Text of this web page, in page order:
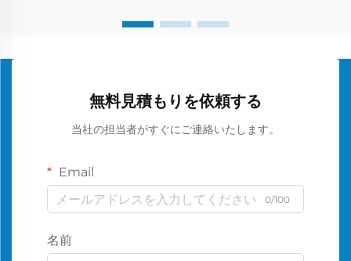
無料見積もりを依頼する
当社の担当者がすぐにご連絡いたします。
Email
0/100
名前